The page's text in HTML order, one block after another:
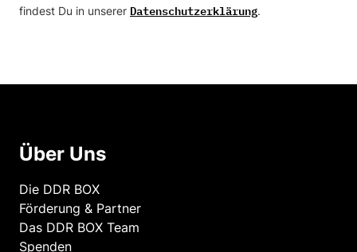
findest Du in unserer Datenschutzerklärung.
Über Uns
Die DDR BOX
Förderung & Partner
Das DDR BOX Team
Spenden